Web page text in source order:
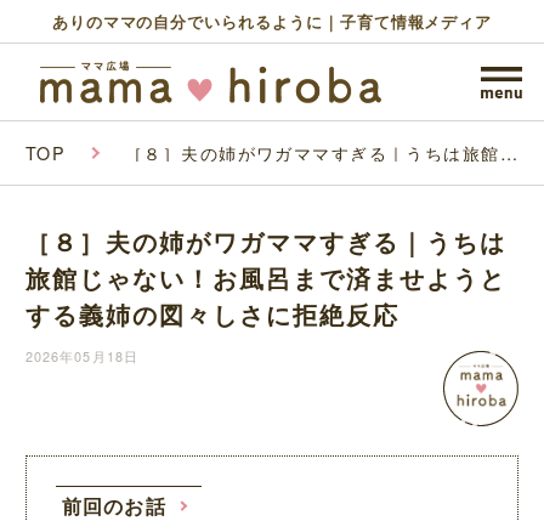
ありのママの自分でいられるように｜子育て情報メディア
TOP ［８］夫の姉がワガママすぎる｜うちは旅館じ
図々しさに拒絶反応
［８］夫の姉がワガママすぎる｜うちは
旅館じゃない！お風呂まで済ませようと
する義姉の図々しさに拒絶反応
2026年05月18日
前回のお話